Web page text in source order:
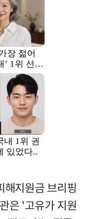
지원금 브리핑
은 '고유가 지원